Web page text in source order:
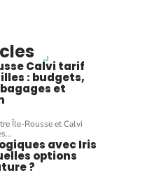
Calvi tarif
: budgets,
et
Île-Rousse et Calvi
…
avec Iris
options
?